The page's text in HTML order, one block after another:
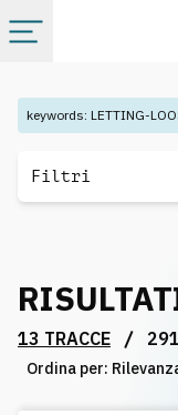
Categorie
Playlist
Licenze
keywords: LETTING-
Filtri
13 TRACCE /
Ordina per: